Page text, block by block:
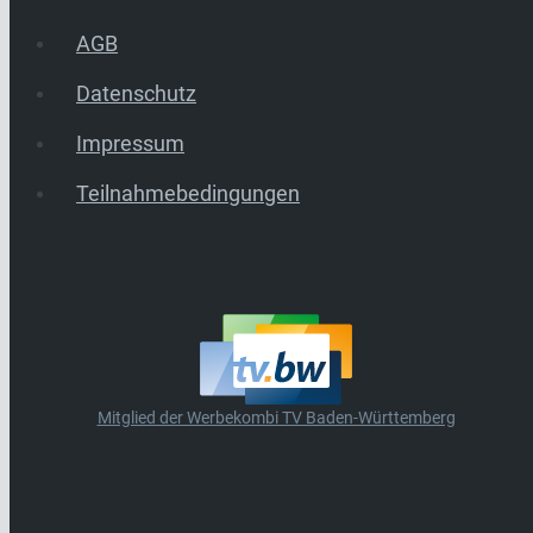
AGB
Datenschutz
Impressum
Teilnahmebedingungen
Mitglied der Werbekombi TV Baden-Württemberg